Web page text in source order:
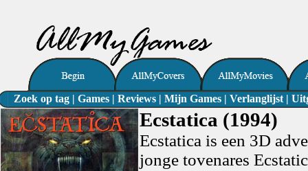
Zoek op tag | Games | Reviews | Mijn Games | Verlanglijst |
Ecstatica (1994)
Ecstatica is een 3D
jonge tovenares